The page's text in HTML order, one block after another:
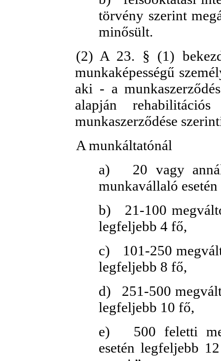
törvény szerint
minősült.
(2) A 23. § (1)
munkaképességű
aki - a
alapján
munkaszerződése
A munkáltatónál
a)
20 vagy
munkavállaló
b)
21-100
legfeljebb 4 fő,
c)
101-250
legfeljebb 8 fő,
d)
251-500
legfeljebb 10 fő,
e)
500 feletti
esetén legfeljebb